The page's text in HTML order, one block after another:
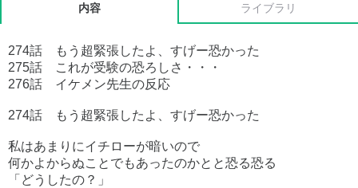
内容 ライブラリ
274話 もう超緊張したよ、すげー恐かった
275話 これが受験の恐ろしさ・・・
276話 イケメン先生の反応
274話 もう超緊張したよ、すげー恐かった
私はあまりにイチローが暗いので
何かよからぬことでもあったのかとと恐る恐る
「どうしたの？」